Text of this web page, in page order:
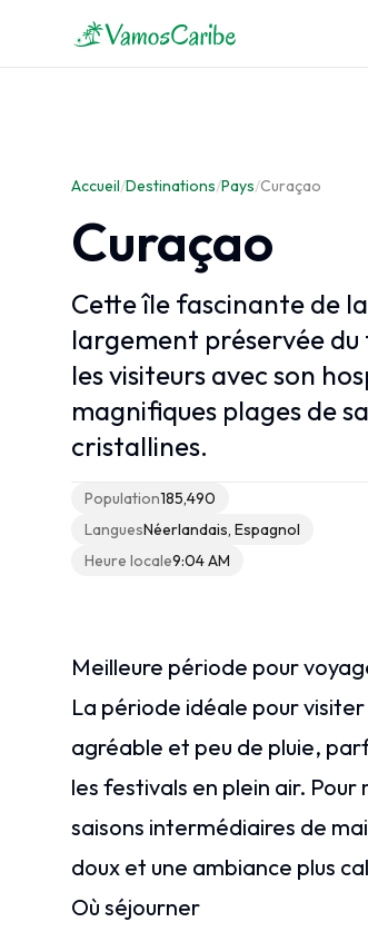
Climat des Caraïbes
Accueil/Destinations/Pays/Curaçao
Curaçao
Cette île fascinante de
largement préservée du
les visiteurs avec son
magnifiques plages de
cristallines.
Population185,490
LanguesNéerlandais, Espagnol
Heure locale9:04 AM
Meilleure période pour
La période idéale pour
agréable et peu de pluie,
les festivals en plein air.
saisons intermédiaires de
doux et une ambiance plus
Où séjourner